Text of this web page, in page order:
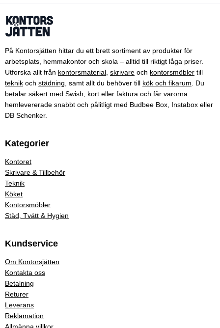
På Kontorsjätten hittar du ett brett sortiment av produkter för
arbetsplats, hemmakontor och skola – alltid till riktigt låga priser.
Utforska allt från kontorsmaterial skrivare och kontorsmöbler till
teknik och städning , samt allt du behöver till kök och fikarum . Du
betalar säkert med Swish, kort eller faktura och får varorna
hemlevererade snabbt och pålitligt med Budbee Box, Instabox eller
DB Schenker.
Kategorier
Kontoret
Skrivare & Tillbehör
Teknik
Köket
Kontorsmöbler
Städ, Tvätt & Hygien
Kundservice
Om Kontorsjätten
Kontakta oss
Betalning
Returer
Leverans
Reklamation
Allmänna villkor